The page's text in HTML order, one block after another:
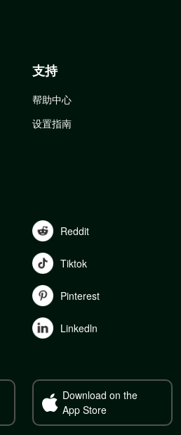
支持
帮助中心
设置指南
Reddit
Tiktok
Pinterest
Linkedln
Download on the
App Store